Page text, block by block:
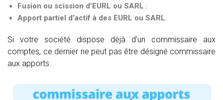
Fusion ou scission d’EURL ou SARL ;
Apport partiel d’actif à des EURL ou SARL.
Si votre société dispose déjà d’un commissaire aux
comptes, ce dernier ne peut pas être désigné commissaire
aux apports.